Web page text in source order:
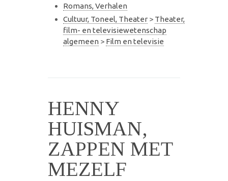
Romans, Verhalen
Cultuur, Toneel, Theater > Theater,
film- en televisiewetenschap
algemeen > Film en televisie
HENNY
HUISMAN,
ZAPPEN MET
MEZELF